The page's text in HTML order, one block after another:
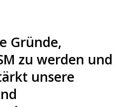
Gründe,
zu werden und
unsere